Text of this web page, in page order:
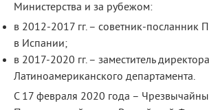
Министерства и за рубежом:
в 2012-2017 гг. – советник-посланник
в Испании;
в 2017-2020 гг. – заместитель директора
Латиноамериканского департамента.
С 17 февраля 2020 года –